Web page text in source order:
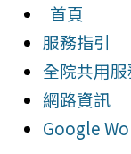
首頁
服務指引
全院共用
網路資訊
Google